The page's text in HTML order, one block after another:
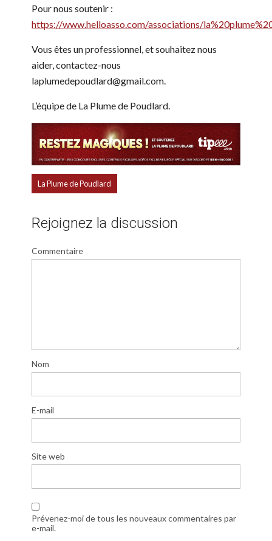
Pour nous soutenir :
https://www.helloasso.com/associations/
Vous êtes un professionnel, et souhaitez nous
aider, contactez-nous
laplumedepoudlard@gmail.com.
L’équipe de La Plume de Poudlard.
La Plume de Poudlard
Rejoignez la discussion
Commentaire
Nom
E-mail
Site web
Prévenez-moi de tous les nouveaux commentaires par
e-mail.